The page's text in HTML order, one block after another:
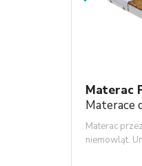
Materac
Materace
Materac
niemowląt.